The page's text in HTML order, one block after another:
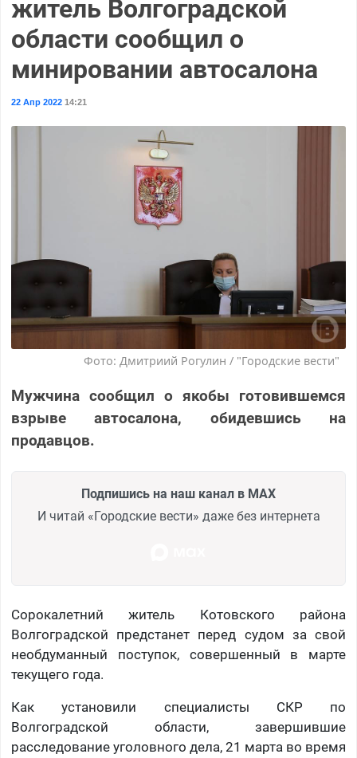
житель Волгоградской
области сообщил о
минировании автосалона
22 Апр 202214:21
Фото: Дмитриий Рогулин / "Городские вести"
Мужчина сообщил о якобы готовившемся
взрыве автосалона, обидевшись на
продавцов.
Подпишись на наш канал в MAX
И читай «Городские вести» даже без интернета
Сорокалетний житель Котовского района
Волгоградской предстанет перед судом за свой
необдуманный поступок, совершенный в марте
текущего года.
Как установили специалисты СКР по
Волгоградской области, завершившие
расследование уголовного дела, 21 марта во время